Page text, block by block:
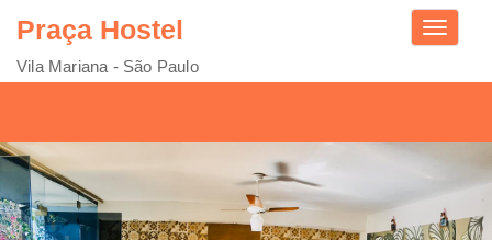
Toggle
Praça Hostel
Vila Mariana - São Paulo